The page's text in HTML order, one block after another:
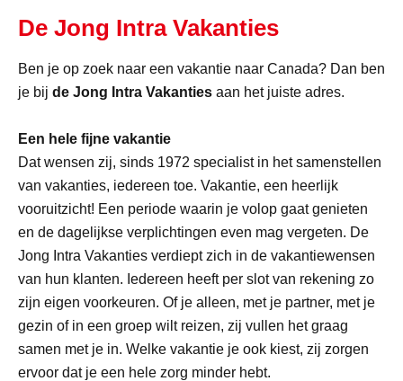
De Jong Intra Vakanties
Ben je op zoek naar een vakantie naar Canada? Dan ben
je bij de Jong Intra Vakanties aan het juiste adres.
Een hele fijne vakantie
Dat wensen zij, sinds 1972 specialist in het samenstellen
van vakanties, iedereen toe. Vakantie, een heerlijk
vooruitzicht! Een periode waarin je volop gaat genieten
en de dagelijkse verplichtingen even mag vergeten. De
Jong Intra Vakanties verdiept zich in de vakantiewensen
van hun klanten. Iedereen heeft per slot van rekening zo
zijn eigen voorkeuren. Of je alleen, met je partner, met je
gezin of in een groep wilt reizen, zij vullen het graag
samen met je in. Welke vakantie je ook kiest, zij zorgen
ervoor dat je een hele zorg minder hebt.